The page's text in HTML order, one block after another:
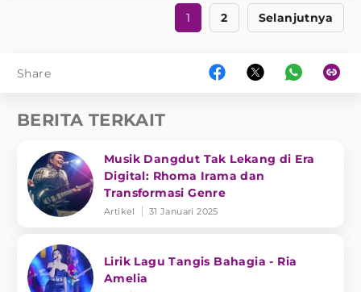
1 2 Selanjutnya
Share
BERITA TERKAIT
Musik Dangdut Tak Lekang di Era
Digital: Rhoma Irama dan
Transformasi Genre
Artikel 31 Januari 2025
Lirik Lagu Tangis Bahagia - Ria
Amelia